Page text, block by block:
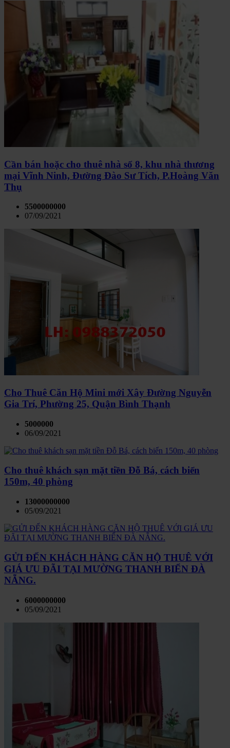
Cần bán hoặc cho thuê nhà số 8, khu nhà thương
mại Vĩnh Ninh, Đường Đào Sư Tích, P.Hoàng Văn
Thụ
5500000000
07/09/2021
Cho Thuê Căn Hộ Mini mới Xây Đường Nguyễn
Gia Trí, Phường 25, Quận Bình Thạnh
5000000
06/09/2021
Cho thuê khách sạn mặt tiền Đỗ Bá, cách biển
150m, 40 phòng
13000000000
05/09/2021
GỬI ĐẾN KHÁCH HÀNG CĂN HỘ THUÊ VỚI
GIÁ ƯU ĐÃI TẠI MƯỜNG THANH BIỂN ĐÀ
NẴNG.
6000000000
05/09/2021